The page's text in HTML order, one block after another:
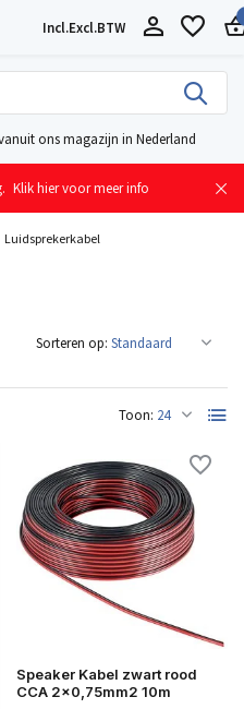
Incl.Excl.BTW
ons magazijn in Nederland
Klik hier voor meer info
Luidsprekerkabel
Toon:
Sorteren op:
Speaker Kabel zwart rood
CCA 2x0,75mm2 10m